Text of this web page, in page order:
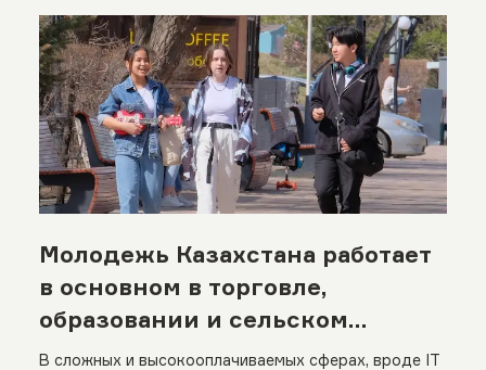
Молодежь Казахстана работает
в основном в торговле,
образовании и сельском
хозяйстве
В сложных и высокооплачиваемых сферах, вроде IT